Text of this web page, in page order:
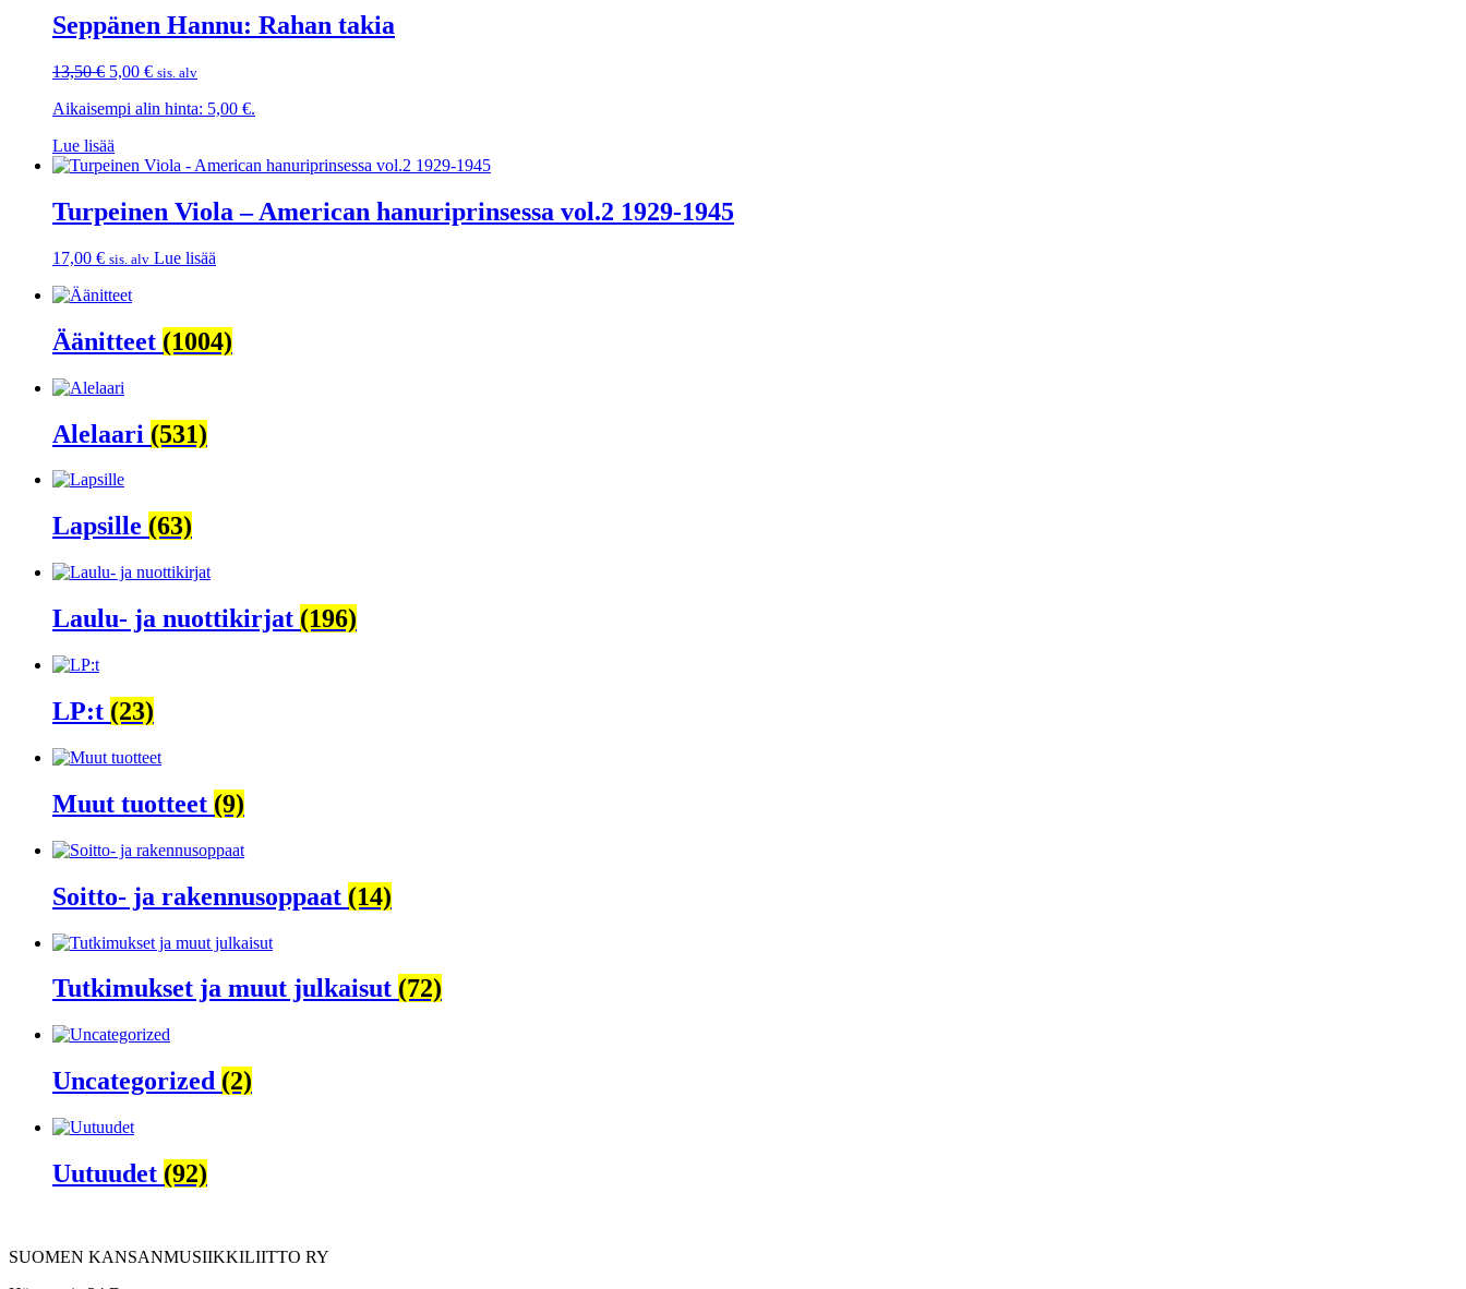
Seppänen Hannu: Rahan takia
13,50€ Alkuperäinen
oli:
5,00 €Nykyinen
on:
sis. alv
Aikaisempi alin hinta: 5,00 €.
Lue lisää
Turpeinen Viola – American hanuriprinsessa vol.2 1929-1945
17,00 € sis. alv Lue lisää
Äänitteet (1004)
Alelaari (531)
Lapsille (63)
Laulu- ja nuottikirjat (196)
LP:t (23)
Muut tuotteet (9)
Soitto- ja rakennusoppaat (14)
Tutkimukset ja muut julkaisut (72)
Uncategorized (2)
Uutuudet (92)
SUOMEN KANSANMUSIIKKILIITTO RY